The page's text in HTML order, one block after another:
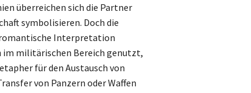
überreichen sich die Partner
symbolisieren. Doch die
romantische Interpretation
im militärischen Bereich genutzt,
für den Austausch von
von Panzern oder Waffen